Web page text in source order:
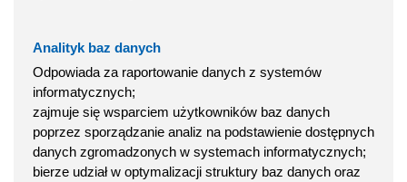
Analityk baz danych
Odpowiada za raportowanie danych z systemów
informatycznych;
zajmuje się wsparciem użytkowników baz danych
poprzez sporządzanie analiz na podstawienie dostępnych
danych zgromadzonych w systemach informatycznych;
bierze udział w optymalizacji struktury baz danych oraz